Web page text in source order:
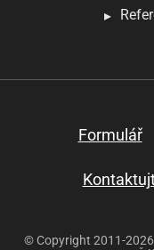
Formulář
© Copyright 2011-2026